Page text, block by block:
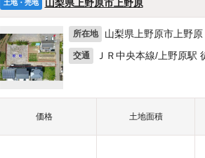
土地・売地 山梨県上野原市上野原
所在地 山梨県上野原市上野原
交通 ＪＲ中央本線/上野原駅
価格 土地面積